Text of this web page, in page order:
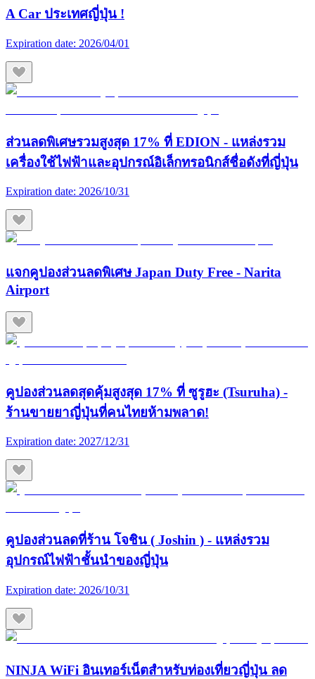
A Car ประเทศญี่ปุ่น !
Expiration date: 2026/04/01
ส่วนลดพิเศษรวมสูงสุด 17% ที่ EDION - แหล่งรวม
เครื่องใช้ไฟฟ้าและอุปกรณ์อิเล็กทรอนิกส์ชื่อดังที่ญี่ปุ่น
Expiration date: 2026/10/31
แจกคูปองส่วนลดพิเศษ Japan Duty Free - Narita
Airport
คูปองส่วนลดสุดคุ้มสูงสุด 17% ที่ ซูรูฮะ (Tsuruha) -
ร้านขายยาญี่ปุ่นที่คนไทยห้ามพลาด!
Expiration date: 2027/12/31
คูปองส่วนลดที่ร้าน โจชิน ( Joshin ) - แหล่งรวม
อุปกรณ์ไฟฟ้าชั้นนำของญี่ปุ่น
Expiration date: 2026/10/31
NINJA WiFi อินเทอร์เน็ตสำหรับท่องเที่ยวญี่ปุ่น ลด